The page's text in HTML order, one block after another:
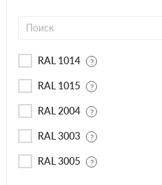
RAL 1014
RAL 1015
RAL 2004
RAL 3003
RAL 3005